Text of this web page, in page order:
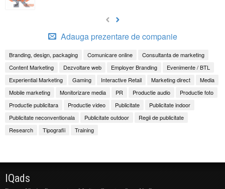
Adauga prezentare de companie
Branding, design, packaging Comunicare online
Consultanta de marketing
Content Marketing
Dezvoltare web Employer Branding
Evenimente / BTL
Experiential Marketing
Gaming Interactive Retail Marketing direct
Media
Mobile marketing
Monitorizare media PR Productie audio
Productie foto
Productie publicitara
Productie video Publicitate
Publicitate indoor
Publicitate neconventionala
Publicitate outdoor
Regii de publicitate
Research
Tipografii Training
IQads